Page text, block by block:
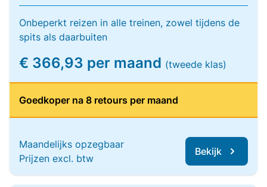
Onbeperkt reizen in alle treinen, zowel tijdens de
spits als daarbuiten
€ 366,93 per maand (tweede klas)
Goedkoper na 8 retours per maand
Maandelijks opzegbaar
Prijzen excl. btw
Bekijk